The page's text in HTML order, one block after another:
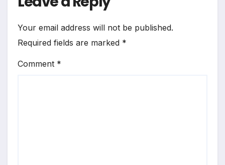
Your email address will not be published.
Required fields are marked *
Comment *